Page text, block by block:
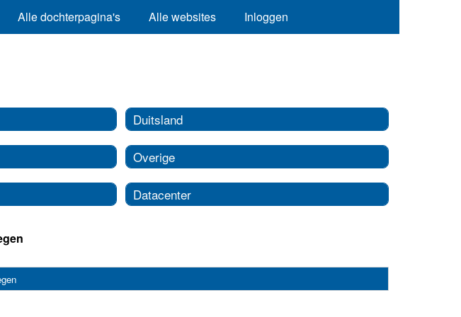
Alle dochterpagina's Alle websites Inloggen
Duitsland
Overige
Datacenter